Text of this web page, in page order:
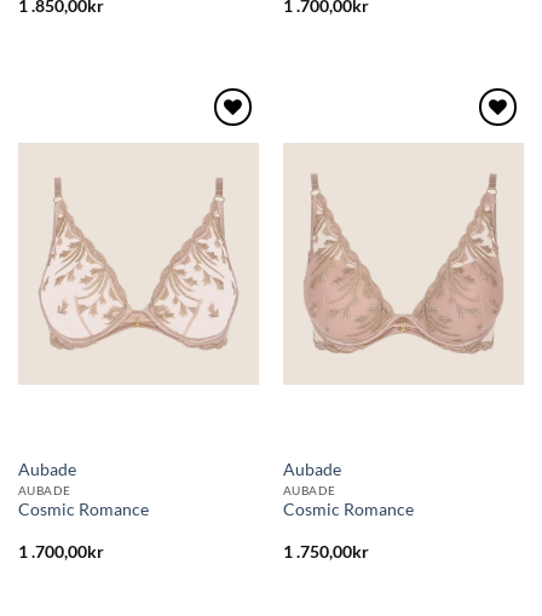
1 .850,00kr 1 .700,00kr
till i
önskelistan
Aubade
AUBADE
Cosmic Romance
1 .700,00kr
önskelistan
Aubade
AUBADE
Cosmic Romance
1 .750,00kr